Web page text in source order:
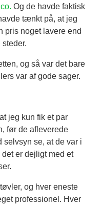
Og de havde faktisk
tænkt på, at jeg
pris noget lavere end
og så var det bare
var af gode sager.
jeg kun fik et par
før de afleverede
selvsyn se, at de var i
er dejligt med et
og hver eneste
professionel. Hver